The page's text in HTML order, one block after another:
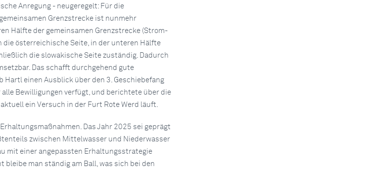
Anregung - neugeregelt: Für die
Grenzstrecke ist nunmehr
Hälfte der gemeinsamen Grenzstrecke (Strom-
österreichische Seite, in der unteren Hälfte
die slowakische Seite zuständig. Dadurch
Das schafft durchgehend gute
einen Ausblick über den 3. Geschiebefang
Bewilligungen verfügt, und berichtete über die
ein Versuch in der Furt Rote Werd läuft.
Das Jahr 2025 sei geprägt
zwischen Mittelwasser und Niederwasser
mit einer angepassten Erhaltungsstrategie
bleibe man ständig am Ball, was sich bei den